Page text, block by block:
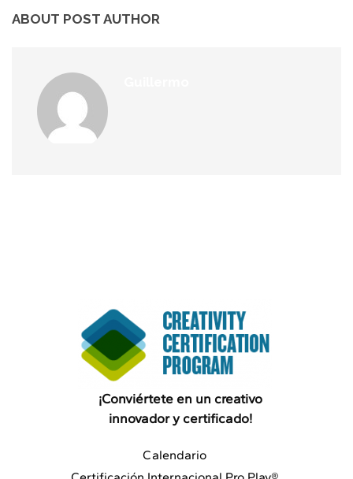
ABOUT POST AUTHOR
¡Conviértete en un creativo
innovador y certificado!
Calendario